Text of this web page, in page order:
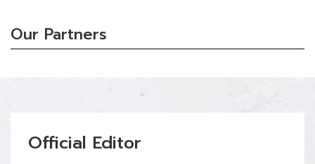
Our Partners
Official Editor